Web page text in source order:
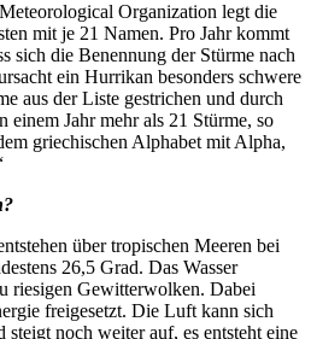
Organization legt die
mit je 21 Namen. Pro Jahr kommt
sich die Benennung der Stürme nach
ein Hurrikan besonders schwere
aus der Liste gestrichen und durch
einem Jahr mehr als 21 Stürme, so
griechischen Alphabet mit Alpha,
über tropischen Meeren bei
26,5 Grad. Das Wasser
riesigen Gewitterwolken. Dabei
freigesetzt. Die Luft kann sich
noch weiter auf, es entsteht eine